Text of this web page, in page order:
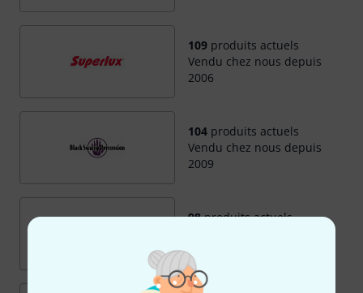
109produits actuels
Vendu chez nous depuis
2006
104produits actuels
Vendu chez nous depuis
2009
98produits actuels
2009